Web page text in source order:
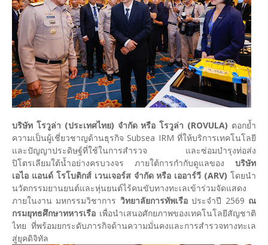
บริษัท โรวูล่า (ประเทศไทย) จำกัด หรือ โรวูล่า (ROVULA) ตอกย้ำ
ความเป็นผู้เชี่ยวชาญด้านธุรกิจ Subsea IRM ที่ให้บริการเทคโนโลยี
และปัญญาประดิษฐ์ที่ใช้ในการสำรวจ และซ่อมบำรุงท่อส่ง
ปิโตรเลียมใต้น้ำอย่างครบวงจร ภายใต้การกำกับดูแลของ บริษัท
เอไอ แอนด์ โรโบติกส์ เวนเจอร์ส จำกัด หรือ เออาร์วี (ARV) โดยนำ
นวัตกรรมยานยนต์และหุ่นยนต์ไร้คนขับทางทะเลเข้าร่วมจัดแสดง
ภายในงาน มหกรรมวิชาการ วิทยาลัยการทัพเรือประจำปี 2569 ณ
กรมยุทธศึกษาทหารเรือ เพื่อนำเสนอศักยภาพของเทคโนโลยีสัญชาติ
ไทย ที่พร้อมยกระดับภารกิจด้านความมั่นคงและการสำรวจทางทะเล
สู่ยุคดิจิทัล